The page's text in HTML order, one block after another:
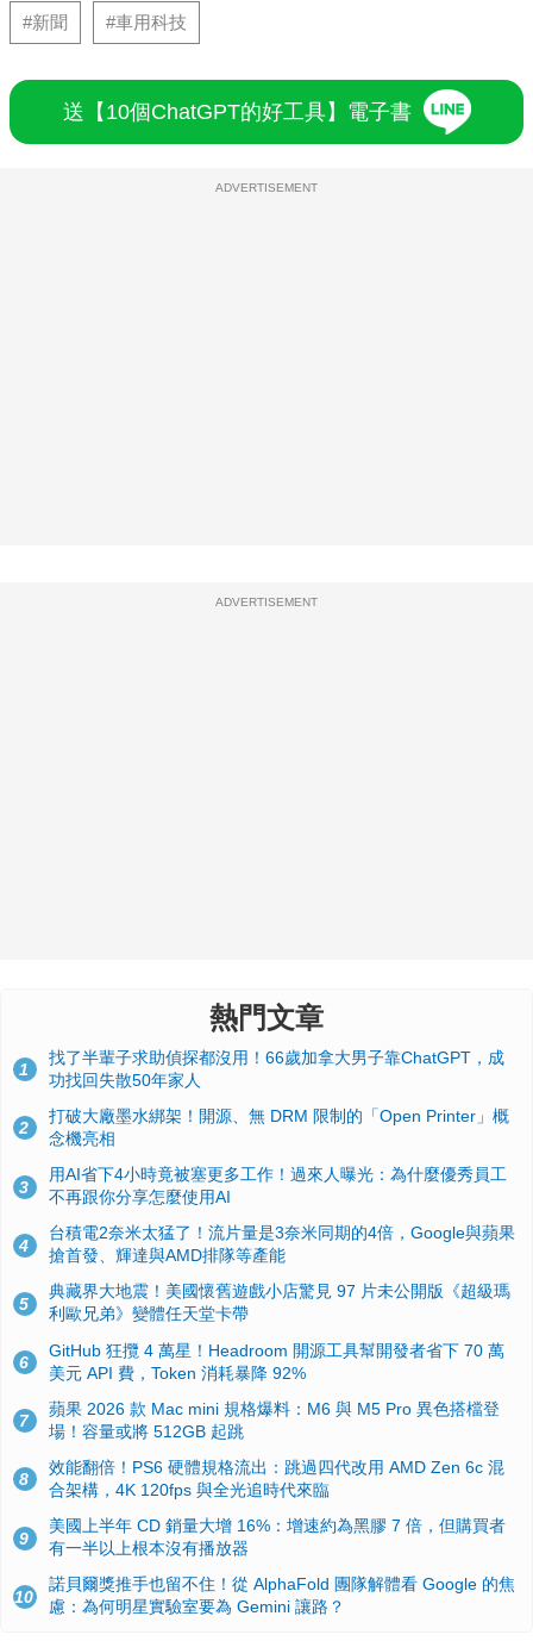
#新聞 #車用科技
送【10個ChatGPT的好工具】電子書
ADVERTISEMENT
ADVERTISEMENT
熱門文章
1
找了半輩子求助偵探都沒用！66歲加拿大男子靠ChatGPT，成
功找回失散50年家人
2
打破大廠墨水綁架！開源、無 DRM 限制的「Open Printer」概
念機亮相
3
用AI省下4小時竟被塞更多工作！過來人曝光：為什麼優秀員工
不再跟你分享怎麼使用AI
4
台積電2奈米太猛了！流片量是3奈米同期的4倍，Google與蘋果
搶首發、輝達與AMD排隊等產能
5
典藏界大地震！美國懷舊遊戲小店驚見 97 片未公開版《超級瑪
利歐兄弟》變體任天堂卡帶
6
GitHub 狂攬 4 萬星！Headroom 開源工具幫開發者省下 70 萬
美元 API 費，Token 消耗暴降 92%
7
蘋果 2026 款 Mac mini 規格爆料：M6 與 M5 Pro 異色搭檔登
場！容量或將 512GB 起跳
8
效能翻倍！PS6 硬體規格流出：跳過四代改用 AMD Zen 6c 混
合架構，4K 120fps 與全光追時代來臨
9
美國上半年 CD 銷量大增 16%：增速約為黑膠 7 倍，但購買者
有一半以上根本沒有播放器
10
諾貝爾獎推手也留不住！從 AlphaFold 團隊解體看 Google 的焦
慮：為何明星實驗室要為 Gemini 讓路？